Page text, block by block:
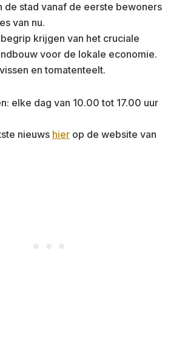
de stad vanaf de eerste bewoners
van nu.
krijgen van het cruciale
voor de lokale economie.
en tomatenteelt.
elke dag van 10.00 tot 17.00 uur
nieuws hier op de website van